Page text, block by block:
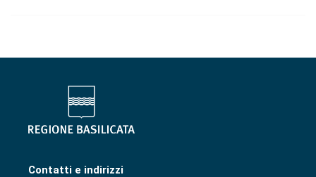
Contatti e indirizzi